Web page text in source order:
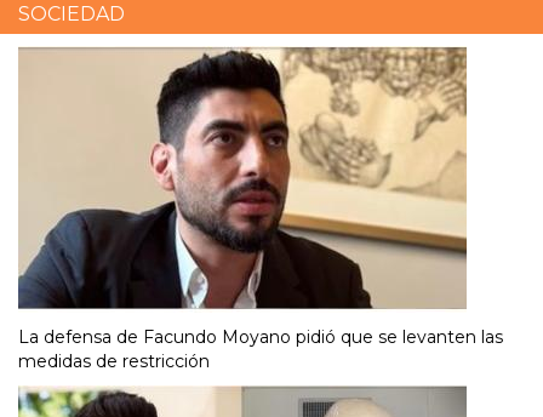
SOCIEDAD
La defensa de Facundo Moyano pidió que se levanten las
medidas de restricción